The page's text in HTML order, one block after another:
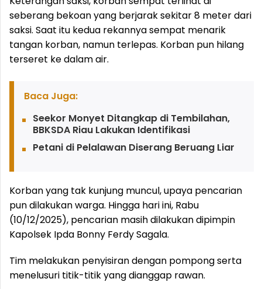
seberang bekoan yang berjarak sekitar 8 meter dari
saksi. Saat itu kedua rekannya sempat menarik
tangan korban, namun terlepas. Korban pun hilang
terseret ke dalam air.
Baca Juga:
Seekor Monyet Ditangkap di Tembilahan,
BBKSDA Riau Lakukan Identifikasi
Petani di Pelalawan Diserang Beruang Liar
Korban yang tak kunjung muncul, upaya pencarian
pun dilakukan warga. Hingga hari ini, Rabu
(10/12/2025), pencarian masih dilakukan dipimpin
Kapolsek Ipda Bonny Ferdy Sagala.
Tim melakukan penyisiran dengan pompong serta
menelusuri titik-titik yang dianggap rawan.